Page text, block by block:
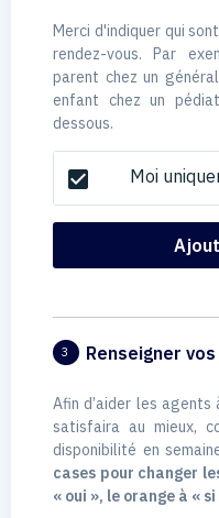
Merci d'indiquer qui
rendez-vous. Par
parent chez un
enfant chez un
dessous.
check_box Moi
3 Renseigner
Afin d’aider les agents
satisfaira au mieux,
disponibilité en
cases pour changer
« oui », le orange à «